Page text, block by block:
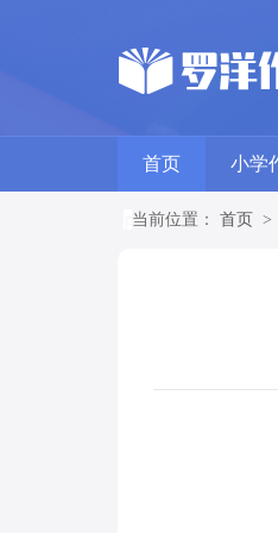
首页 小学
当前位置： 首页 >